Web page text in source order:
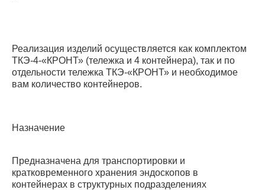
Реализация изделий осуществляется как комплектом
ТКЭ-4-«КРОНТ» (тележка и 4 контейнера), так и по
отдельности тележка ТКЭ-«КРОНТ» и необходимое
вам количество контейнеров.
Назначение
Предназначена для транспортировки и
кратковременного хранения эндоскопов в
контейнерах в структурных подразделениях